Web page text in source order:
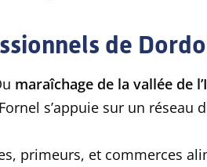
de
maraîchage de la vallée de
s’appuie sur un réseau
primeurs, et commerces